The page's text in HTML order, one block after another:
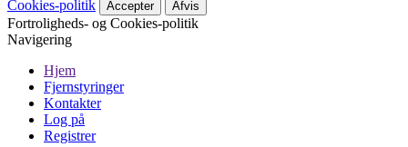
Cookies-politik
Accepter Afvis
Fortroligheds- og Cookies-politik
Navigering
Hjem
Fjernstyringer
Kontakter
Log på
Registrer